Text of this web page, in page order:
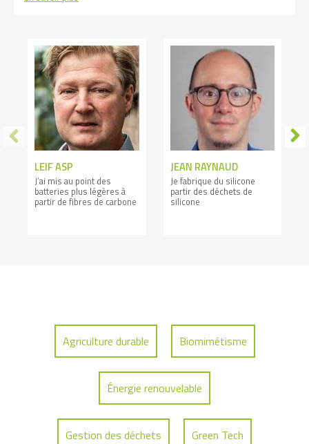
LEIF ASP
J’ai mis au point des
batteries plus légères à
partir de fibres de carbone
JEAN RAYNAUD
Je fabrique du silicone
partir des déchets de
silicone
Agriculture durable Biomimétisme
Énergie renouvelable
Gestion des déchets Green Tech